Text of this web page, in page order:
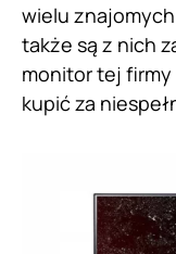
wielu
także są z nich
monitor tej firmy
kupić za